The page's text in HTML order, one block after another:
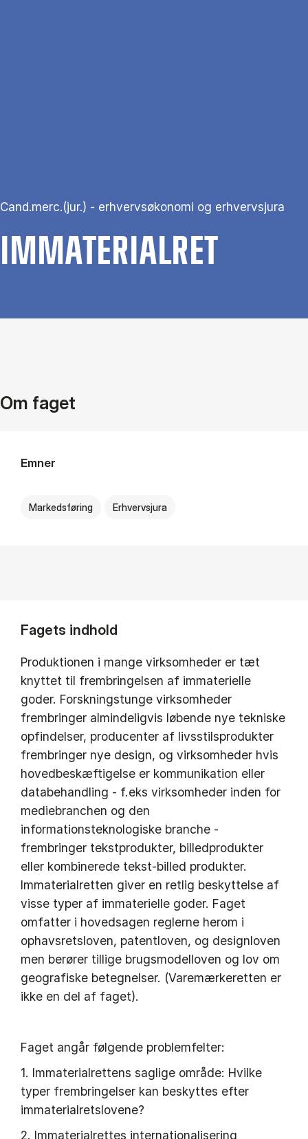
Cand.merc.(jur.) - erhvervsøkonomi og erhvervsjura
IM­MA­TE­RI­AL­RET
Om faget
Emner
Markedsføring Erhvervsjura
Fagets indhold
Produktionen i mange virksomheder er tæt
knyttet til frembringelsen af immaterielle
goder. Forskningstunge virksomheder
frembringer almindeligvis løbende nye tekniske
opfindelser, producenter af livsstilsprodukter
frembringer nye design, og virksomheder hvis
hovedbeskæftigelse er kommunikation eller
databehandling - f.eks virksomheder inden for
mediebranchen og den
informationsteknologiske branche -
frembringer tekstprodukter, billedprodukter
eller kombinerede tekst-billed produkter.
Immaterialretten giver en retlig beskyttelse af
visse typer af immaterielle goder. Faget
omfatter i hovedsagen reglerne herom i
ophavsretsloven, patentloven, og designloven
men berører tillige brugsmodelloven og lov om
geografiske betegnelser. (Varemærkeretten er
ikke en del af faget).
Faget angår følgende problemfelter:
1. Immaterialrettens saglige område: Hvilke
typer frembringelser kan beskyttes efter
immaterialretslovene?
2. Immaterialrettes internationalisering